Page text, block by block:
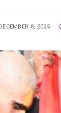
8, 2025